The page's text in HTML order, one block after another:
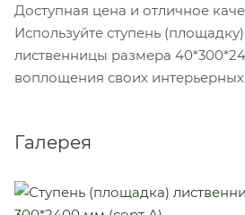
Доступная цена и отличное
Используйте ступень
лиственницы размера
воплощения своих интерьерных
Галерея